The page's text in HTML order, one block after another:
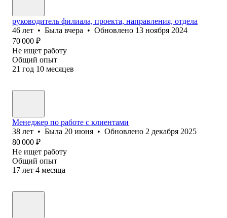
руководитель филиала, проекта, направления, отдела
46 лет • Была вчера • Обновлено 13 ноября 2024
70 000 ₽
Не ищет работу
Общий опыт
21 год 10 месяцев
Менеджер по работе с клиентами
38 лет • Была 20 июня • Обновлено 2 декабря 2025
80 000 ₽
Не ищет работу
Общий опыт
17 лет 4 месяца